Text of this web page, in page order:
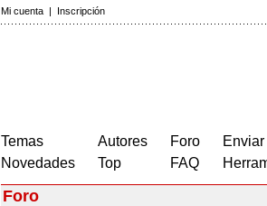
Mi cuenta | Inscripción
Temas
Novedades
Autores
Top
Foro
FAQ
Foro